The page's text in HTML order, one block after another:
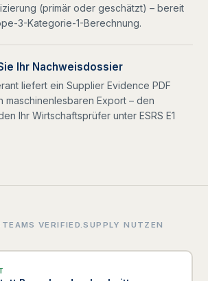
(primär oder geschätzt) – bereit
3-Kategorie-1-Berechnung.
Ihr Nachweisdossier
liefert ein Supplier Evidence PDF
maschinenlesbaren Export – den
Ihr Wirtschaftsprüfer unter ESRS E1
VERIFIED.SUPPLY NUTZEN